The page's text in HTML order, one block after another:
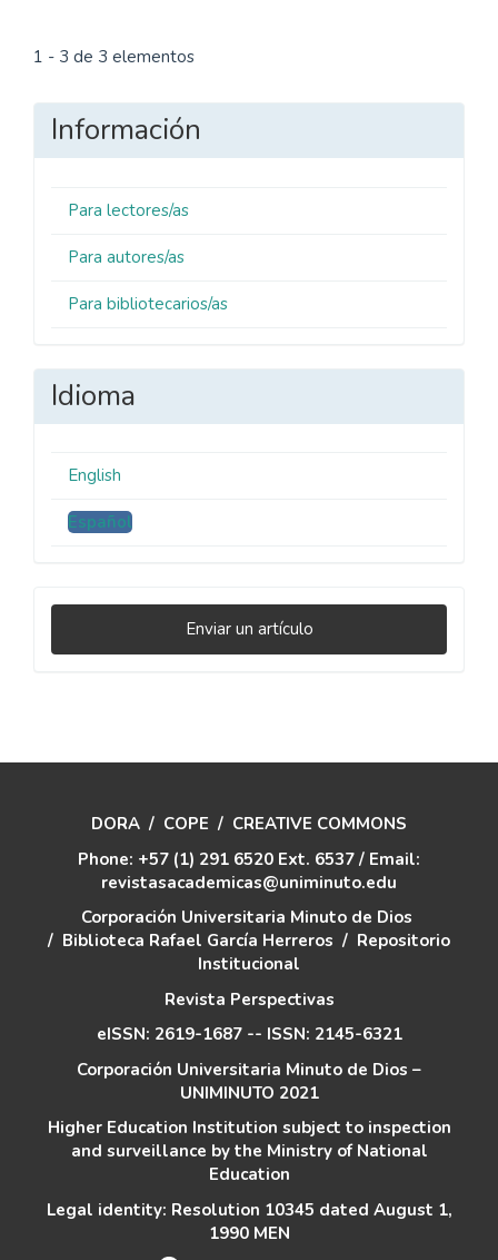
1 - 3 de 3 elementos
Información
Para lectores/as
Para autores/as
Para bibliotecarios/as
Idioma
English
Español
Enviar
un
Enviar un artículo
DORA / COPE / CREATIVE COMMONS
Phone: +57 (1) 291 6520 Ext. 6537 / Email:
revistasacademicas@uniminuto.edu
Corporación Universitaria Minuto de Dios
/ Biblioteca Rafael García Herreros / Repositorio
Institucional
Revista Perspectivas
eISSN: 2619-1687 -- ISSN: 2145-6321
Corporación Universitaria Minuto de Dios –
UNIMINUTO 2021
Higher Education Institution subject to inspection
and surveillance by the Ministry of National
Education
Legal identity: Resolution 10345 dated August 1,
1990 MEN